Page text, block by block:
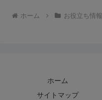
ホーム お役立ち情報
ホーム
サイトマップ